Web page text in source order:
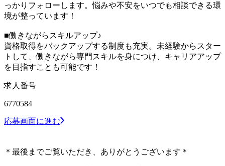
っかりフォローします。悩みや不安をいつでも相談できる環
境が整っています！
■働きながらスキルアップ♪
資格取得をバックアップする制度も充実。未経験からスター
トして、働きながら専門スキルを身につけ、キャリアアップ
を目指すことも可能です！
求人番号
6770584
応募画面に進む
＊最後までご覧いただき、ありがとうございます＊